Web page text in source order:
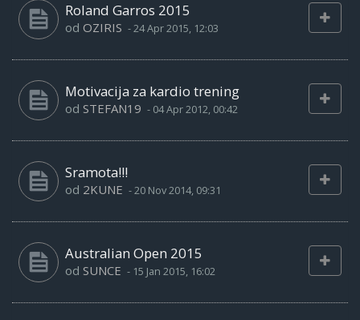
Roland Garros 2015
od OZIRIS -24 Apr 2015, 12:03
Motivacija za kardio trening
od STEFAN19 - 04 Apr 2012, 00:42
Sramota!!!
od 2KUNE -20 Nov 2014, 09:31
Australian Open 2015
od SUNCE - 15 Jan 2015, 16:02